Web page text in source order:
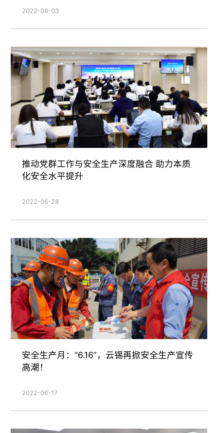
2022-08-03
推动党群工作与安全生产深度融合 助力本质
化安全水平提升
2022-06-28
安全生产月：“6.16”，云锡再掀安全生产宣传
高潮！
2022-06-17